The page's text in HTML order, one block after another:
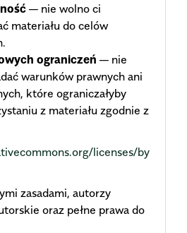
— nie wolno ci
materiału do celów
ograniczeń — nie
warunków prawnych ani
które ograniczałyby
z materiału zgodnie z
licenses/by
zasadami, autorzy
oraz pełne prawa do